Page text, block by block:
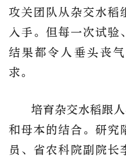
攻关团队从杂交水稻
入手。但每一次试验
结果都令人垂头丧
求。
培育杂交水稻跟
和母本的结合。研究
员、省农科院副院